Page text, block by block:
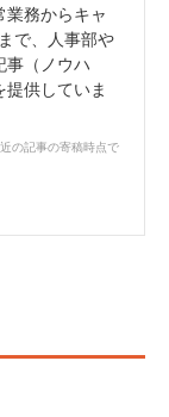
務からキャ
で、人事部や
事（ノウハ
供していま
の記事の寄稿時点で